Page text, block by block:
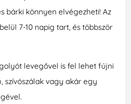
bárki könnyen elvégezheti! Az
7-10 napig tart, és többször
levegővel is fel lehet fújni
szívószálak vagy akár egy